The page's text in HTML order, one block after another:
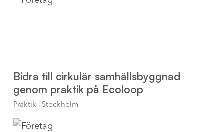
Bidra till cirkulär samhällsbyggnad
genom praktik på Ecoloop
Praktik | Stockholm